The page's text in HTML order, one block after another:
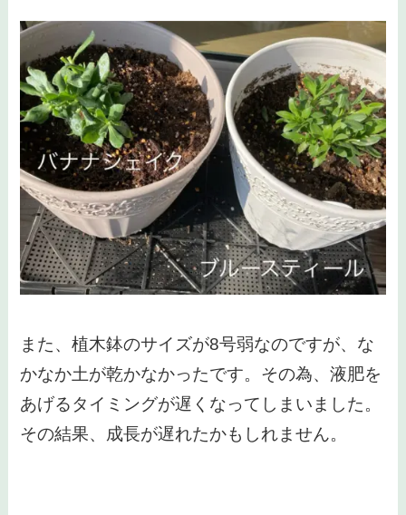
また、植木鉢のサイズが8号弱なのですが、な
かなか土が乾かなかったです。その為、液肥を
あげるタイミングが遅くなってしまいました。
その結果、成長が遅れたかもしれません。